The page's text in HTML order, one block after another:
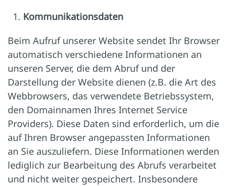
Kommunikationsdaten
Beim Aufruf unserer Website sendet Ihr Browser
automatisch verschiedene Informationen an
unseren Server, die dem Abruf und der
Darstellung der Website dienen (z.B. die Art des
Webbrowsers, das verwendete Betriebssystem,
den Domainnamen Ihres Internet Service
Providers). Diese Daten sind erforderlich, um die
auf Ihren Browser angepassten Informationen
an Sie auszuliefern. Diese Informationen werden
lediglich zur Bearbeitung des Abrufs verarbeitet
und nicht weiter gespeichert. Insbesondere